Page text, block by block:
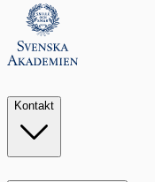
Kontakt